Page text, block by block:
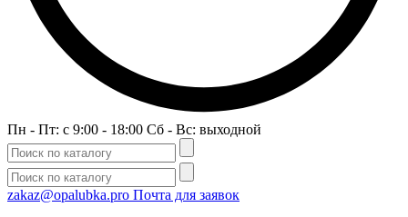
Пн - Пт: c 9:00 - 18:00 Сб - Вс: выходной
zakaz@opalubka.pro Почта для заявок